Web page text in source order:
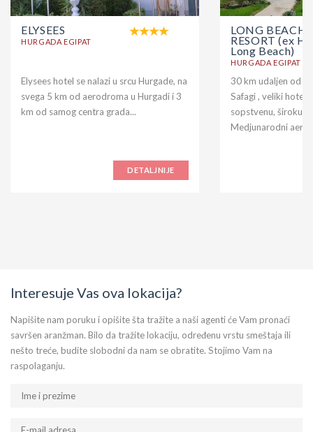
ELYSEES
HURGADA EGIPAT
Elysees hotel se nalazi u srcu Hurgade, na
svega 5 km od aerodroma u Hurgadi i 3
km od samog centra grada...
DETALJNIJE
LONG BEACH
RESORT (ex
Long Beach)
HURGADA EGIPAT
30 km udaljen od
Safagi , veliki
sopstvenu, široku
Medjunarodni
Interesuje Vas ova lokacija?
Napišite nam poruku i opišite šta tražite a naši agenti će Vam pronaći
savršen aranžman. Bilo da tražite lokaciju, određenu vrstu smeštaja ili
nešto treće, budite slobodni da nam se obratite. Stojimo Vam na
raspolaganju.